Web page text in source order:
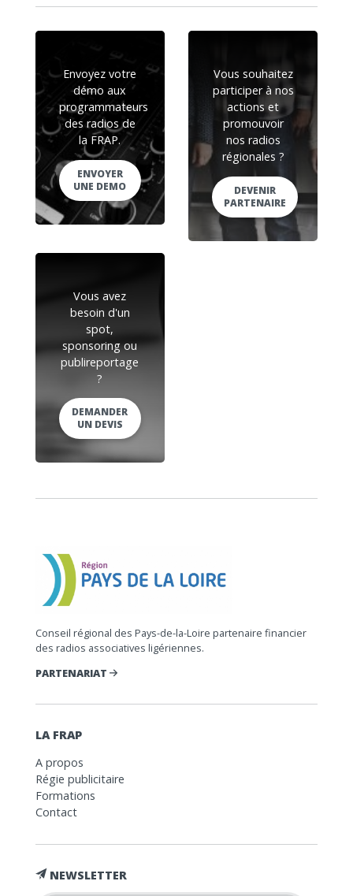
Envoyez votre
démo aux
programmateurs
des radios de
la FRAP.
ENVOYER
UNE DEMO
Vous souhaitez
participer à nos
actions et
promouvoir
nos radios
régionales ?
DEVENIR
PARTENAIRE
Vous avez
besoin d'un
spot,
sponsoring ou
publireportage
?
DEMANDER
UN DEVIS
Conseil régional des Pays-de-la-Loire partenaire financier
des radios associatives ligériennes.
PARTENARIAT
LA FRAP
A propos
Régie publicitaire
Formations
Contact
NEWSLETTER